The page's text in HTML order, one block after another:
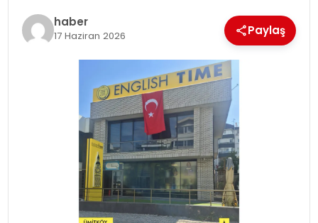
DÜNYA haber
17 Haziran 2026 Paylaş